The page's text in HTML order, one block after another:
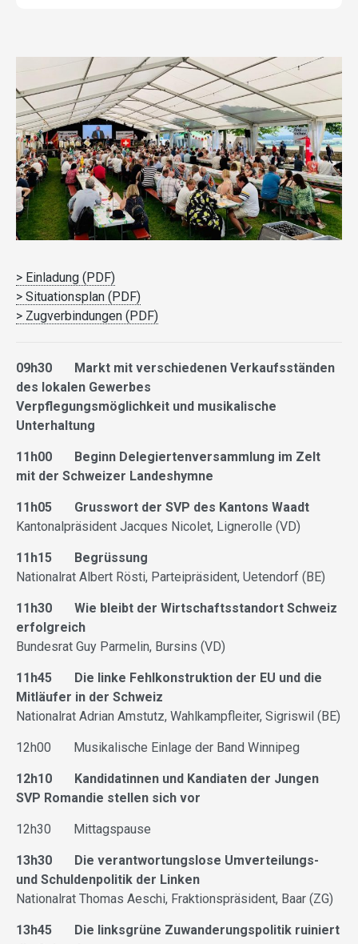
> Einladung (PDF)
> Situationsplan (PDF)
> Zugverbindungen (PDF)
09h30 Markt mit verschiedenen Verkaufsständen
des lokalen Gewerbes
Verpflegungsmöglichkeit und musikalische
Unterhaltung
11h00 Beginn Delegiertenversammlung im Zelt
mit der Schweizer Landeshymne
11h05 Grusswort der SVP des Kantons Waadt
Kantonalpräsident Jacques Nicolet, Lignerolle (VD)
11h15 Begrüssung
Nationalrat Albert Rösti, Parteipräsident, Uetendorf (BE)
11h30 Wie bleibt der Wirtschaftsstandort Schweiz
erfolgreich
Bundesrat Guy Parmelin, Bursins (VD)
11h45 Die linke Fehlkonstruktion der EU und die
Mitläufer in der Schweiz
Nationalrat Adrian Amstutz, Wahlkampfleiter, Sigriswil (BE)
12h00 Musikalische Einlage der Band Winnipeg
12h10 Kandidatinnen und Kandiaten der Jungen
SVP Romandie stellen sich vor
12h30 Mittagspause
13h30 Die verantwortungslose Umverteilungs-
und Schuldenpolitik der Linken
Nationalrat Thomas Aeschi, Fraktionspräsident, Baar (ZG)
13h45 Die linksgrüne Zuwanderungspolitik ruiniert